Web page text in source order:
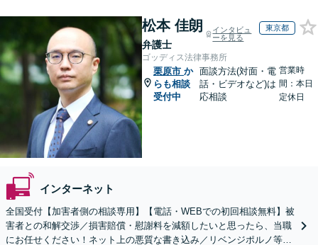
松本 佳朗
弁護士
インタビュ
ーを見る
東京都
ゴッディス法律事務所
栗原市 か
らも相談
受付中
面談方法(対面・電
話・ビデオなど)は
応相談
営業時
間：本日
定休日
インターネット
全国受付【加害者側の相談専用】【電話・WEBでの初回相談無料】被
害者との和解交渉／損害賠償・慰謝料を減額したいと思ったら、当職
にお任せください！ネット上の悪質な書き込み／リベンジポルノ等、